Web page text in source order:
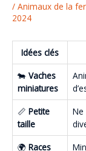
/ Animaux de la
2024
Idées clés
🐄 Vaches
miniatures
📏 Petite
taille
Ne
🌍 Races